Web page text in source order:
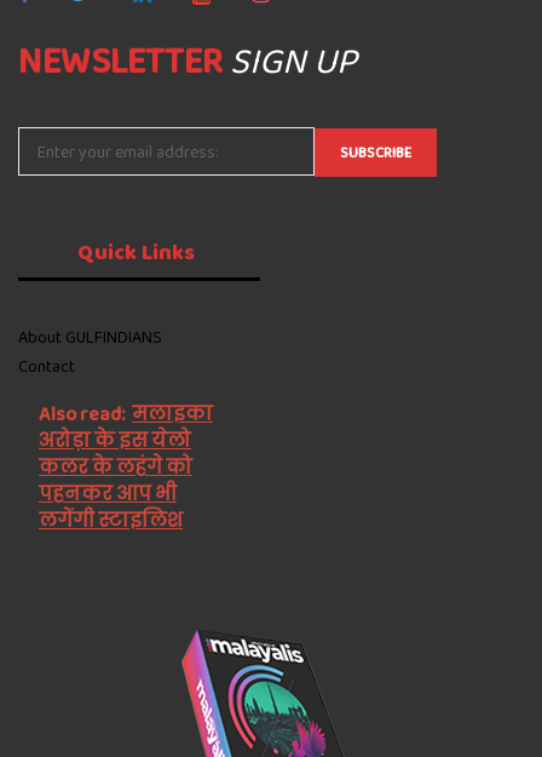
NEWSLETTERSIGN UP
QuickLinks
About GULFINDIANS
Contact
Also read: मलाइका
अरोड़ा के इस येलो
कलर के लहंगे को
पहनकर आप भी
लगेंगी स्टाइलिश